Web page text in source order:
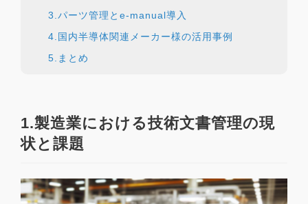
3.パーツ管理とe-manual導入
4.国内半導体関連メーカー様の活用事例
5.まとめ
1.製造業における技術文書管理の現
状と課題